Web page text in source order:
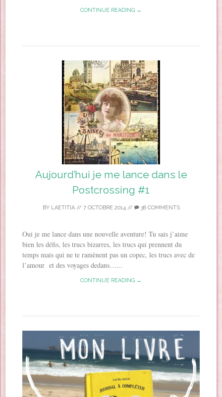
CONTINUE READING →
Aujourd’hui je me lance dans le
Postcrossing #1
BY LAETITIA// 7 OCTOBRE 2014 // 38 COMMENTS
Oui je me lance dans une nouvelle aventure! Tu sais j’aime
bien les défis, les trucs bizarres, les trucs qui prennent du
temps mais qui ne te ramènent pas un copec, les trucs avec de
l’amour et des voyages dedans…...
CONTINUE READING →